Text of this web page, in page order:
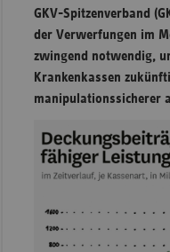
GKV-Spitzenverband
der Verwerfungen im
zwingend notwendig,
Krankenkassen
manipulationssicherer